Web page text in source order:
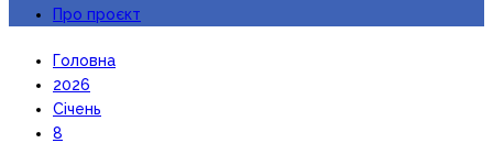
Про проєкт
Головна
2026
Січень
8